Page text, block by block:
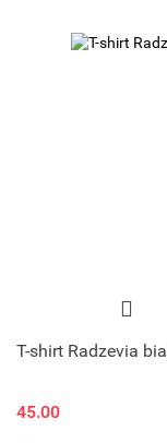
T-shirt Radzevia
45.00